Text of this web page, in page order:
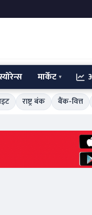
मार्केट
राष्ट्र बंक बैंक-वित्त